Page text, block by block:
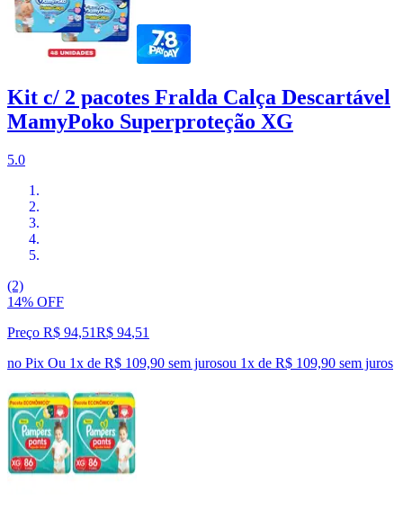
Kit c/ 2 pacotes Fralda Calça Descartável
MamyPoko Superproteção XG
5.0
(2)
14% OFF
Preço R$ 94,51R$ 94,51
no Pix Ou 1x de R$ 109,90 sem jurosou 1x de R$ 109,90 sem juros